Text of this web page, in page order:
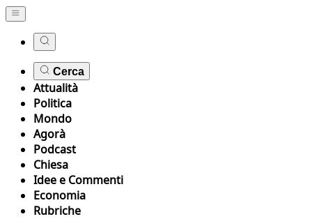
Cerca
Attualità
Politica
Mondo
Agorà
Podcast
Chiesa
Idee e Commenti
Economia
Rubriche